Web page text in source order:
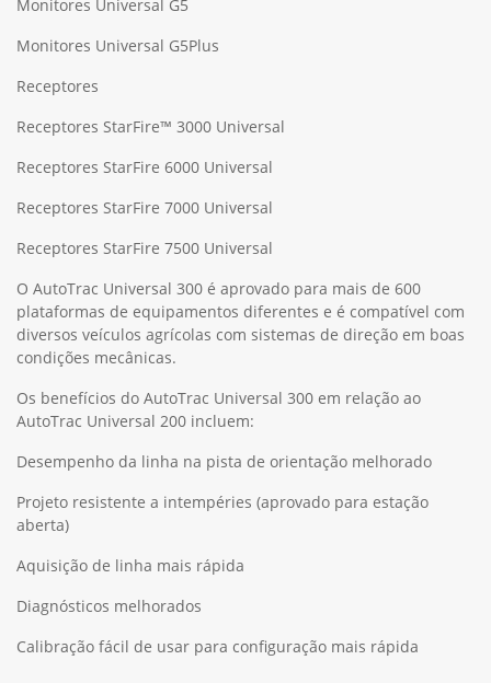
Monitores Universal G5
Monitores Universal G5Plus
Receptores
Receptores StarFire™ 3000 Universal
Receptores StarFire 6000 Universal
Receptores StarFire 7000 Universal
Receptores StarFire 7500 Universal
O AutoTrac Universal 300 é aprovado para mais de 600
plataformas de equipamentos diferentes e é compatível com
diversos veículos agrícolas com sistemas de direção em boas
condições mecânicas.
Os benefícios do AutoTrac Universal 300 em relação ao
AutoTrac Universal 200 incluem:
Desempenho da linha na pista de orientação melhorado
Projeto resistente a intempéries (aprovado para estação
aberta)
Aquisição de linha mais rápida
Diagnósticos melhorados
Calibração fácil de usar para configuração mais rápida